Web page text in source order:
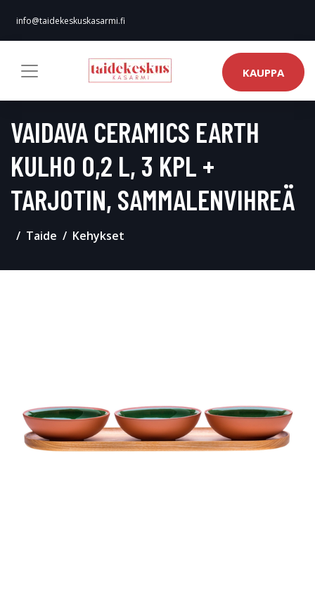
info@taidekeskuskasarmi.fi
KAUPPA
VAIDAVA CERAMICS EARTH
KULHO 0,2 L, 3 KPL +
TARJOTIN, SAMMALENVIHREÄ
Taide Kehykset